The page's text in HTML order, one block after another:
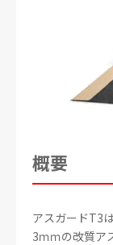
概要
アスガードT3
3ｍｍの改質ア